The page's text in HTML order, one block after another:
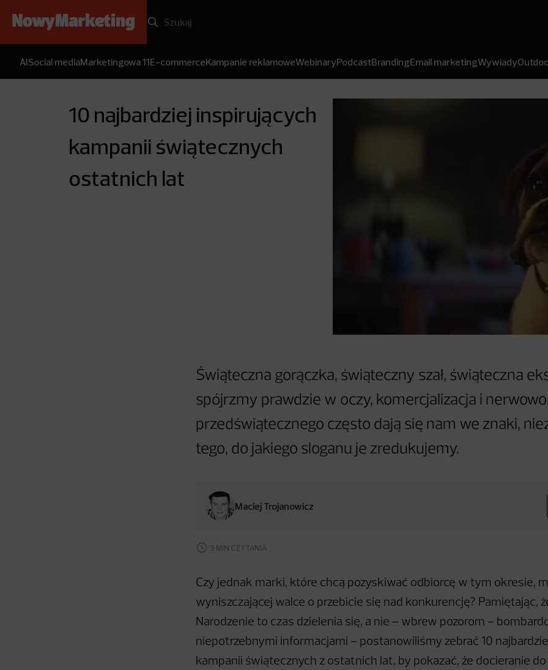
AISocial mediaMarketingowa 11E-commerceKampanie reklamoweWebinaryPodcastBrandingEmail marketingWywiady
10 najbardziej inspirujących
kampanii świątecznych
ostatnich lat
Świąteczna gorączka, świąteczny szał, świąteczna
spójrzmy prawdzie w oczy, komercjalizacja i
przedświątecznego często dają się nam we znaki,
tego, do jakiego sloganu je zredukujemy.
Maciej Trojanowicz
5 MIN CZYTANIA
Czy jednak marki, które chcą pozyskiwać odbiorcę w tym okresie,
wyniszczającej walce o przebicie się nad konkurencję? Pamiętając,
Narodzenie to czas dzielenia się, a nie – wbrew pozorom –
niepotrzebnymi informacjami – postanowiliśmy zebrać 10
kampanii świątecznych z ostatnich lat, by pokazać, że docieranie